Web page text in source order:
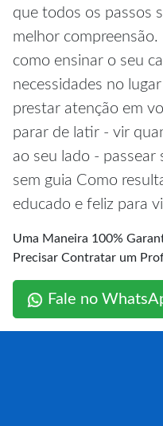
que todos os passos
melhor
como ensinar o seu
necessidades no
prestar atenção em
parar de latir - vir
ao seu lado - passear
sem guia Como
educado e feliz para
Uma Maneira 100%
Precisar Contratar um
Fale no